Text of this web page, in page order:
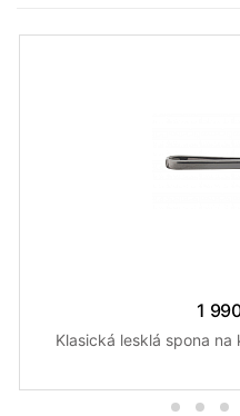
1
Klasická lesklá spona